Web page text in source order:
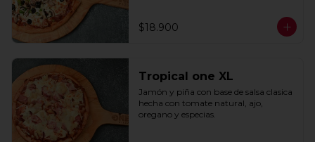
$18.900
Tropical one XL
Jamón y piña con base de salsa clasica
hecha con tomate natural, ajo,
oregano y especias.